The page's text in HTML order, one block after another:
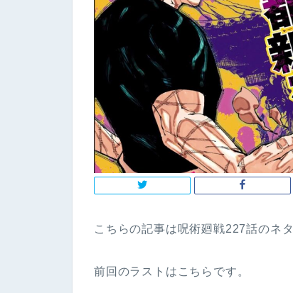
こちらの記事は呪術廻戦227話のネ
前回のラストはこちらです。